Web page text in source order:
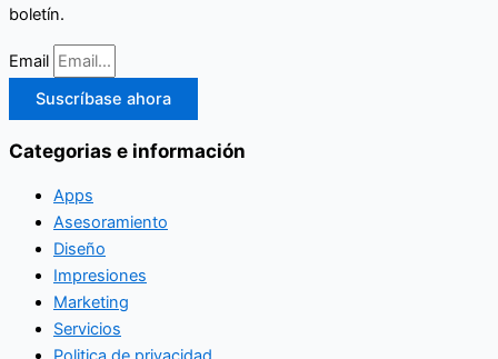
boletín.
Email
Suscríbase ahora
Categorias e información
Apps
Asesoramiento
Diseño
Impresiones
Marketing
Servicios